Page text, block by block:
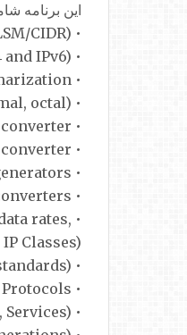
این برنامه
• IP subnet calculator (VLSM/CIDR)
• IP analyzing tools (IPv4 and IPv6)
• IP route summarization
• IP conversion between different formats (decimal, binary, hexadecimal, octal)
• IPv4 to IPv6 converter
• EUI-64 converter
• IP, MAC and port generators
• Number converters
rates,
Classes)
• Hardware (TP connectors, Fiber optic connectors, Ethernet standards)
• Routing Protocols
• IANA Standards (Domains, Protocol numbers, Services)